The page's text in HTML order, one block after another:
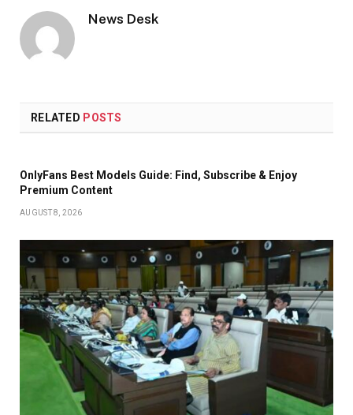
News Desk
RELATED POSTS
OnlyFans Best Models Guide: Find, Subscribe & Enjoy
Premium Content
AUGUST 8, 2026